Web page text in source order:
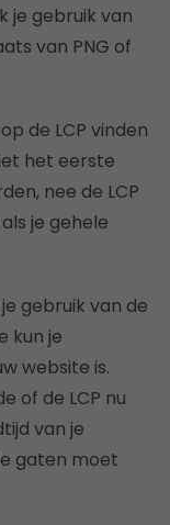
je gebruik van
van PNG of
de LCP vinden
het eerste
nee de LCP
je gehele
gebruik van de
kun je
website is.
of de LCP nu
van je
gaten moet